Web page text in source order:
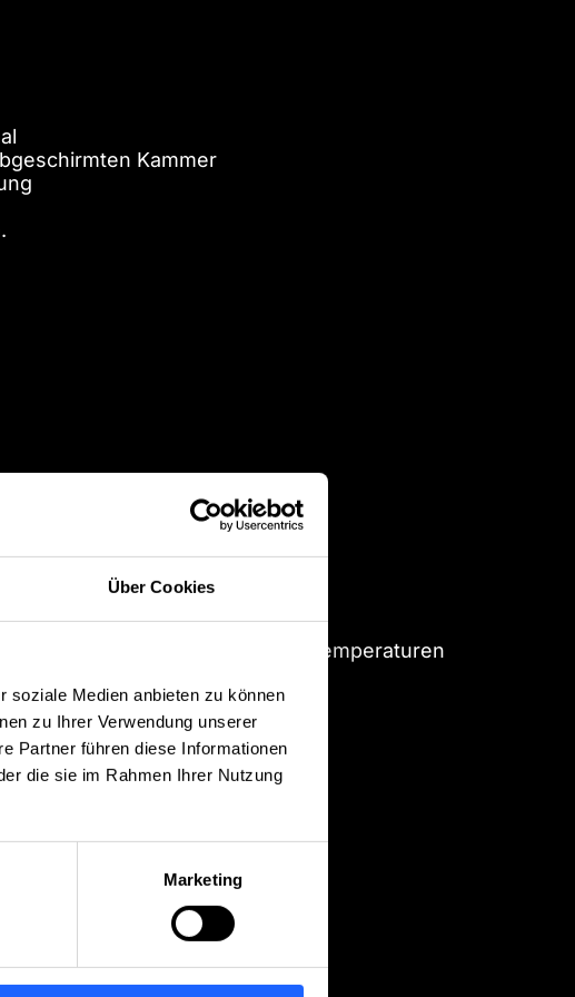
Über Cookies
soziale Medien anbieten zu können
zu Ihrer Verwendung unserer
Partner führen diese Informationen
die sie im Rahmen Ihrer Nutzung
Marketing
Kammer
bei hohen Umgebungstemperaturen